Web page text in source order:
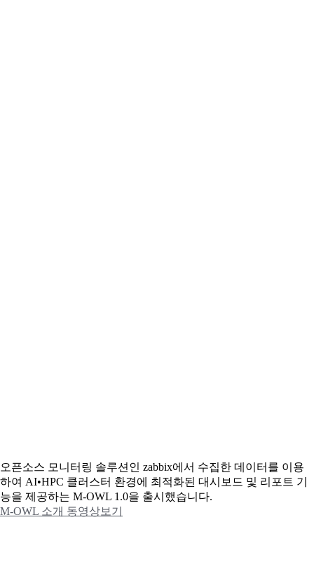
오픈소스 모니터링 솔루션인 zabbix에서 수집한 데이터를 이용
하여 AI•HPC 클러스터 환경에 최적화된 대시보드 및 리포트 기
능을 제공하는 M-OWL 1.0을 출시했습니다.
M-OWL 소개 동영상보기